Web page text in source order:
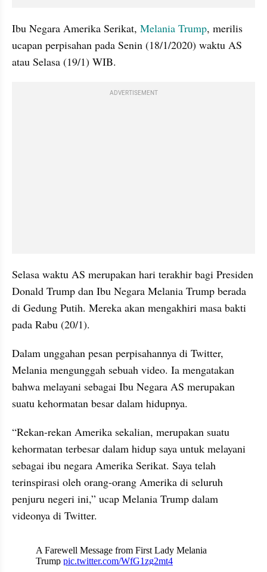
Ibu Negara Amerika Serikat, Melania Trump, merilis
ucapan perpisahan pada Senin (18/1/2020) waktu AS
atau Selasa (19/1) WIB.
ADVERTISEMENT
Selasa waktu AS merupakan hari terakhir bagi Presiden
Donald Trump dan Ibu Negara Melania Trump berada
di Gedung Putih. Mereka akan mengakhiri masa bakti
pada Rabu (20/1).
Dalam unggahan pesan perpisahannya di Twitter,
Melania mengunggah sebuah video. Ia mengatakan
bahwa melayani sebagai Ibu Negara AS merupakan
suatu kehormatan besar dalam hidupnya.
“Rekan-rekan Amerika sekalian, merupakan suatu
kehormatan terbesar dalam hidup saya untuk melayani
sebagai ibu negara Amerika Serikat. Saya telah
terinspirasi oleh orang-orang Amerika di seluruh
penjuru negeri ini,” ucap Melania Trump dalam
videonya di Twitter.
X post embed